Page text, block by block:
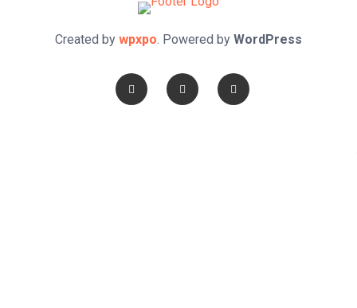
Created by wpxpo. Powered by WordPress